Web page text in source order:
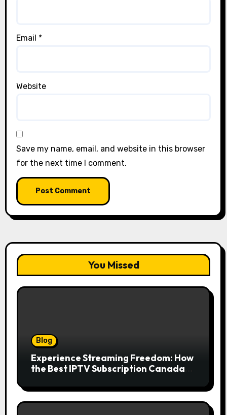
Email *
Website
Save my name, email, and website in this browser
for the next time I comment.
You Missed
Blog
Experience Streaming Freedom: How
the Best IPTV Subscription Canada